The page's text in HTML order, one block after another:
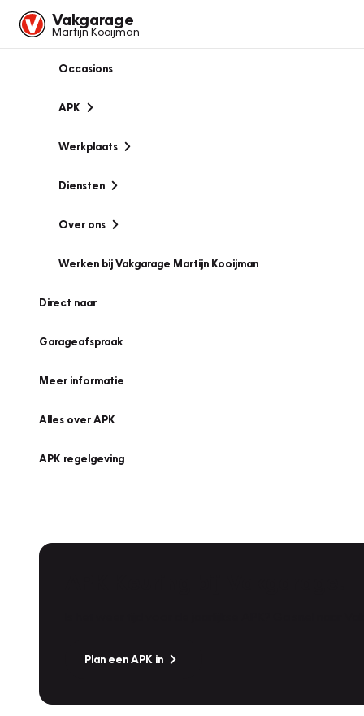
Vakgarage
Martijn Kooijman
Occasions
APK
Werkplaats
Diensten
Over ons
Werken bij Vakgarage Martijn Kooijman
Direct naar
Garageafspraak
Meer informatie
Alles over APK
APK regelgeving
Plan een APK in